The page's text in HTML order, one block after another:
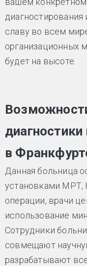
славу во всем
организационных
будет на высоте.
диагностики
в
Данная больница
установками МРТ,
операции, врачи
использование
Сотрудники
совмещают
разрабатывают